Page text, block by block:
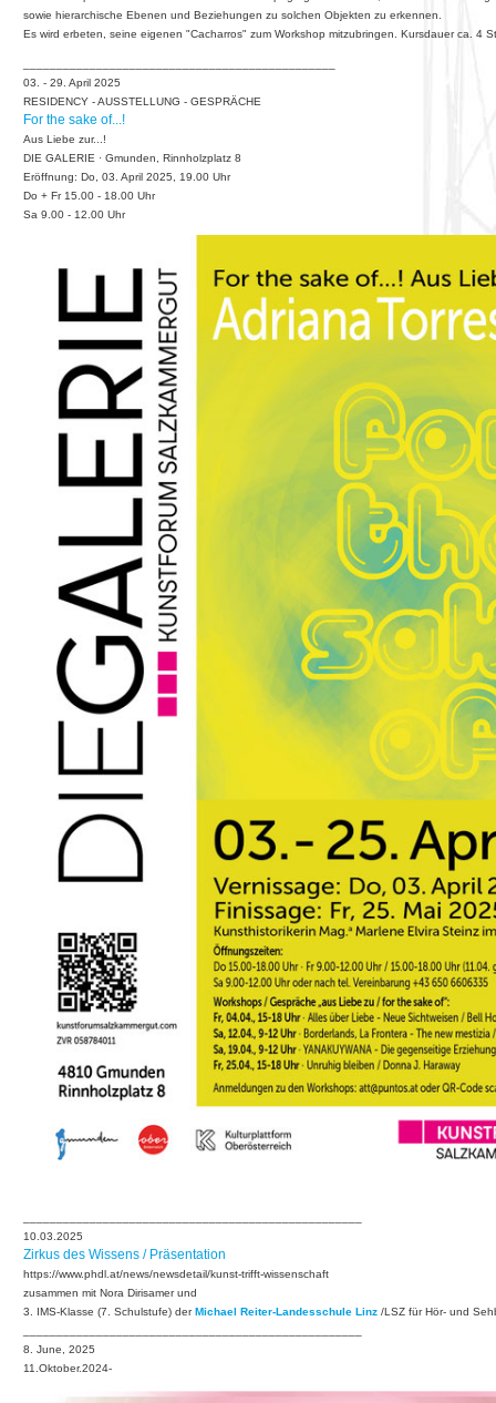
sowie hierarchische Ebenen und Beziehungen zu solchen Objekten zu erkennen.
Es wird erbeten, seine eigenen "Cacharros" zum Workshop mitzubringen. Kursdauer ca. 4
03. - 29. April 2025
RESIDENCY - AUSSTELLUNG - GESPRÄCHE
For the sake of...!
Aus Liebe zur...!
DIE GALERIE · Gmunden, Rinnholzplatz 8
Eröffnung: Do, 03. April 2025, 19.00 Uhr
Do + Fr 15.00 - 18.00 Uhr
Sa 9.00 - 12.00 Uhr
10.03.2025
Zirkus des Wissens / Präsentation
https://www.phdl.at/news/newsdetail/kunst-trifft-wissenschaft
zusammen mit Nora Dirisamer und
3. IMS-Klasse (7. Schulstufe) derMichael Reiter-Landesschule Linz /LSZ für Hör- und
8. June, 2025
11.Oktober.2024-